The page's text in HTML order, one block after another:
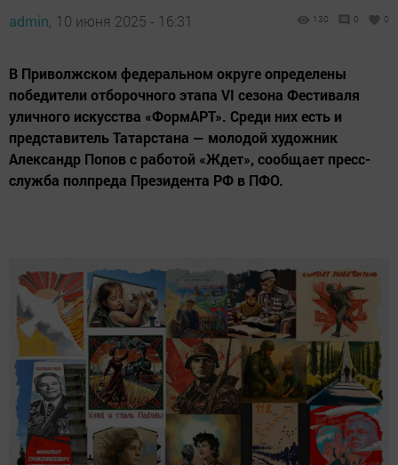
admin, 10 июня 2025 - 16:31 130 0 0
В Приволжском федеральном округе определены
победители отборочного этапа VI сезона Фестиваля
уличного искусства «ФормАРТ». Среди них есть и
представитель Татарстана — молодой художник
Александр Попов с работой «Ждет», сообщает пресс-
служба полпреда Президента РФ в ПФО.